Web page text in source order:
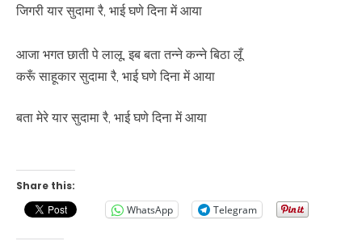
जिगरी यार सुदामा रै, भाई घणे दिना में आया
आजा भगत छाती पे लालू, इब बता तन्ने कन्ने बिठा लूँ
करूँ साहूकार सुदामा रै, भाई घणे दिना में आया
बता मेरे यार सुदामा रै, भाई घणे दिना में आया
Share this:
WhatsApp
Telegram